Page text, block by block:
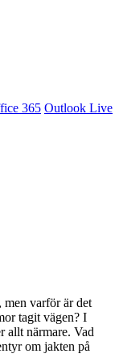
365 Outlook Live
varför är det
tagit vägen? I
allt närmare. Vad
om jakten på